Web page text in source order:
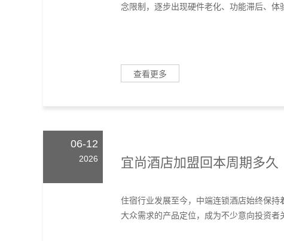
念限制，逐步出现硬件老化、功能滞后、体
查看更多
06-12
2026 宜尚酒店加盟回本周期多久
住宿行业发展至今，中端连锁酒店始终保
大众需求的产品定位，成为不少意向投资者